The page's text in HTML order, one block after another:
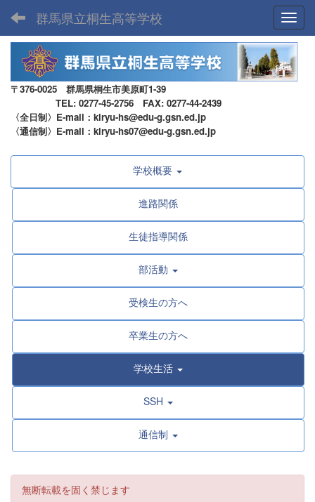
群馬県立桐生高等学校
〒376-0025 群馬県桐生市美原町1-39
TEL: 0277-45-2756 FAX: 0277-44-2439
〈全日制〉E-mail：kiryu-hs@edu-g.gsn.ed.jp
〈通信制〉E-mail：kiryu-hs07@edu-g.gsn.ed.jp
学校概要
進路関係
生徒指導関係
部活動
受検生の方へ
卒業生の方へ
学校生活
SSH
通信制
無断転載を固く禁じます